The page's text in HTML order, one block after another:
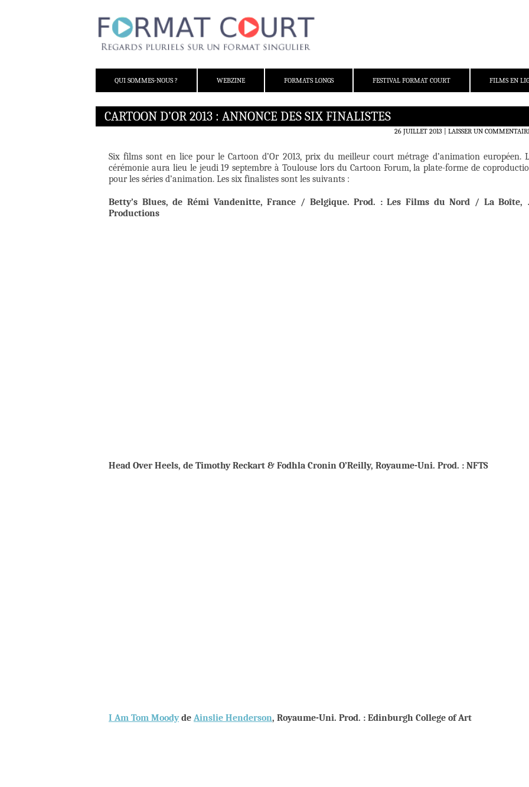
QUI SOMMES-NOUS ?
WEBZINE FORMATS LONGS FESTIVAL FORMAT COURT FILMS EN
CARTOON D’OR 2013 : ANNONCE DES SIX FINALISTES
26 JUILLET 2013 LAISSER UN
Six films sont en lice pour le Cartoon d’Or 2013, prix du meilleur court métrage d’animation européen.
cérémonie aura lieu le jeudi 19 septembre à Toulouse lors du Cartoon Forum, la plate-forme de
pour les séries d’animation. Les six finalistes sont les suivants :
Betty’s Blues, de Rémi Vandenitte, France / Belgique. Prod. : Les Films du Nord / La Boîte,
Productions
Head Over Heels, de Timothy Reckart & Fodhla Cronin O’Reilly, Royaume-Uni. Prod. : NFTS
I Am Tom Moodyde Ainslie Henderson, Royaume-Uni. Prod. : Edinburgh College of Art